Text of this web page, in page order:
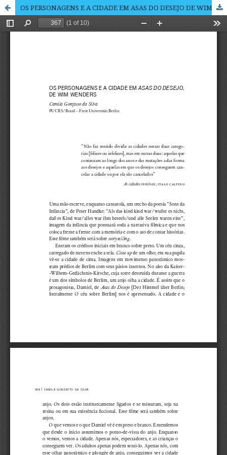
OS PERSONAGENS E A CIDADE EM ASAS DO DESEJO DE WIM WENDERS